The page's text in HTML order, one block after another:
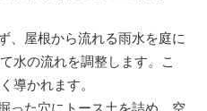
、屋根から流れる雨水を庭に
水の流れを調整します。こ
導かれます。
った穴にトース土を詰め、空